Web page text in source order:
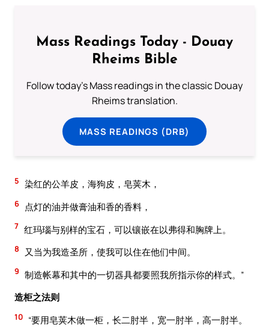
Mass Readings Today - Douay
Rheims Bible
Follow today's Mass readings in the classic Douay
Rheims translation.
MASS READINGS (DRB)
5 染红的公羊皮，海狗皮，皂荚木，
6 点灯的油并做膏油和香的香料，
7 红玛瑙与别样的宝石，可以镶嵌在以弗得和胸牌上。
8 又当为我造圣所，使我可以住在他们中间。
9 制造帐幕和其中的一切器具都要照我所指示你的样式。”
造柜之法则
10 “要用皂荚木做一柜，长二肘半，宽一肘半，高一肘半。